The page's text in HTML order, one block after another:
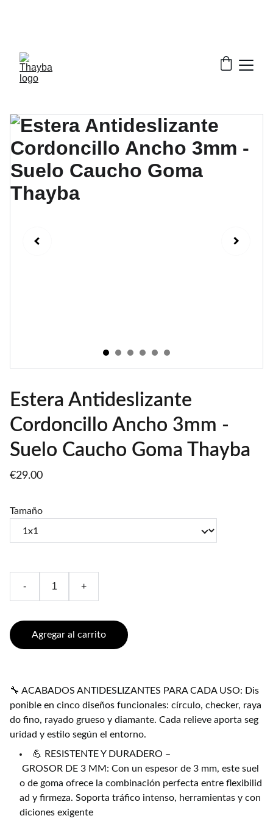
Estera Antideslizante
Cordoncillo Ancho 3mm -
Suelo Caucho Goma Thayba
€29.00
Tamaño
- +
Agregar al carrito
🔧 ACABADOS ANTIDESLIZANTES PARA CADA USO: Dis
ponible en cinco diseños funcionales: círculo, checker, raya
do fino, rayado grueso y diamante. Cada relieve aporta seg
uridad y estilo según el entorno.
💪 RESISTENTE Y DURADERO –
GROSOR DE 3 MM: Con un espesor de 3 mm, este suel
o de goma ofrece la combinación perfecta entre flexibilid
ad y firmeza. Soporta tráfico intenso, herramientas y con
diciones exigente